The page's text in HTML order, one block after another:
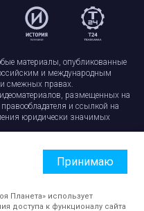
материалы, опубликованные
и международным
и смежных правах.
размещенных на
и ссылкой на
юридически значимых
персональных данных
Принимаю
Планета» использует
доступа к функционалу сайта